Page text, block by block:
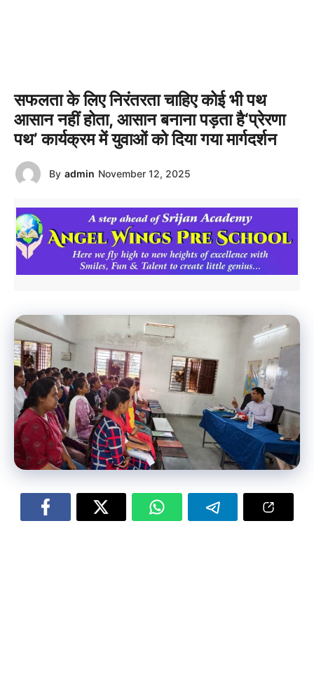
सफलता के लिए निरंतरता चाहिए कोई भी पथ
आसान नहीं होता, आसान बनाना पड़ता है‘प्रेरणा
पथ’ कार्यक्रम में युवाओं को दिया गया मार्गदर्शन
By admin November 12, 2025